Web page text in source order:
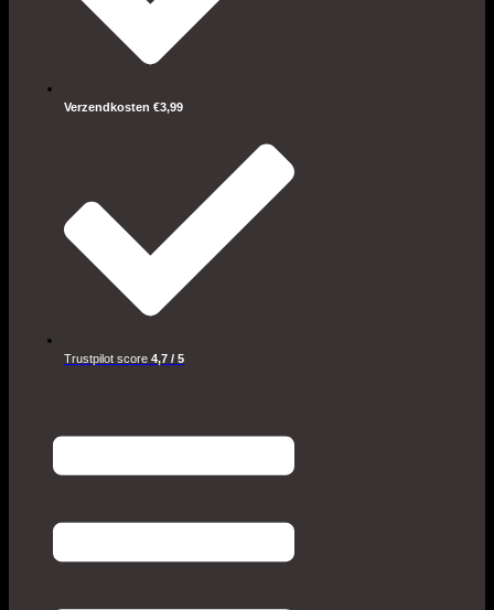
Verzendkosten €3,99
Trustpilot score 4,7 / 5